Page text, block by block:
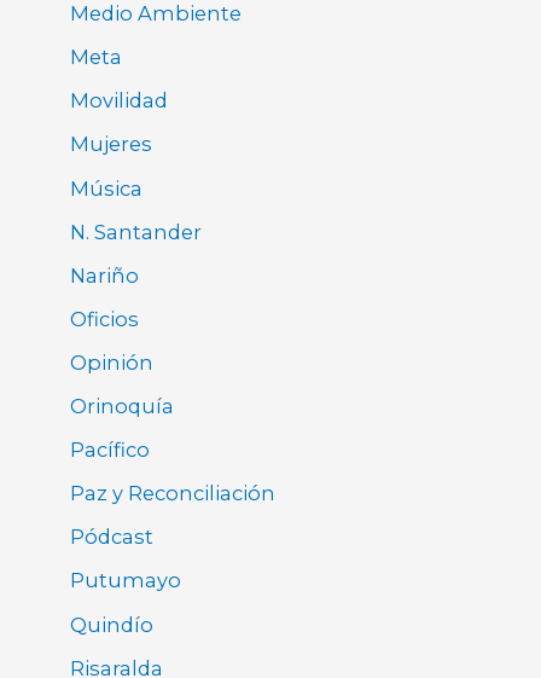
Medio Ambiente
Meta
Movilidad
Mujeres
Música
N. Santander
Nariño
Oficios
Opinión
Orinoquía
Pacífico
Paz y Reconciliación
Pódcast
Putumayo
Quindío
Risaralda